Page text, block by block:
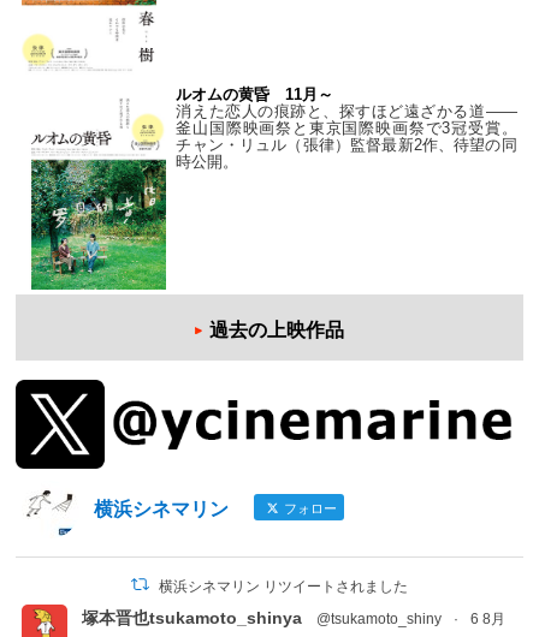
ルオムの黄昏 11月～
消えた恋人の痕跡と、探すほど遠ざかる道——
釜山国際映画祭と東京国際映画祭で3冠受賞。
チャン・リュル（張律）監督最新2作、待望の同
時公開。
過去の上映作品
横浜シネマリン フォロー
横浜シネマリン リツイートされました
塚本晋也tsukamoto_shinya @tsukamoto_shiny · 6 8月